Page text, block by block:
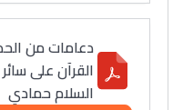
دعامات من
القرآن على
السلام حمادي